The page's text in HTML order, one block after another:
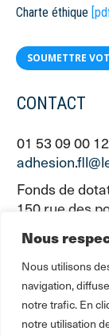
Nous
Nous utilisons
navigation,
notre trafic. En
notre utilisation
Charte éthique
SOUMETTRE
CONTACT
01 53 09 00 12
Fonds de
150 rue des